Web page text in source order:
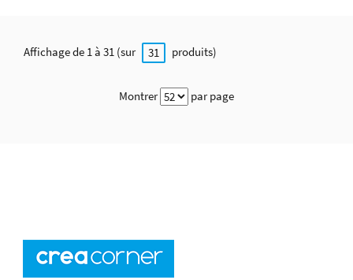
Affichage de 1 à 31 (sur 31 produits)
Montrer par page